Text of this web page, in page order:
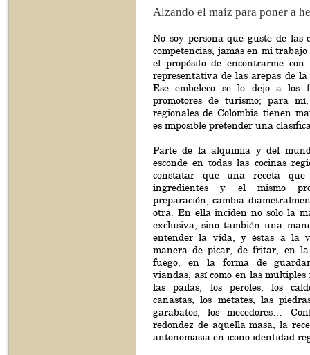
Alzando el maíz para poner a
No soy persona que guste de las
competencias, jamás en mi
el propósito de encontrarme
representativa de las arepas de la
Ese embeleco se lo dejo a los
promotores de turismo; para
regionales de Colombia tienen
es imposible pretender una
Parte de la alquimia y del
esconde en todas las cocinas
constatar que una receta que
ingredientes y el mismo
preparación, cambia
otra. En ella inciden no sólo la
exclusiva, sino también una
entender la vida, y éstas a la
manera de picar, de fritar, en
fuego, en la forma de
viandas, así como en las múltiples
las pailas, los peroles, los
canastas, los metates, las
garabatos, los mecedores…
redondez de aquella masa, la
antonomasia en icono identidad